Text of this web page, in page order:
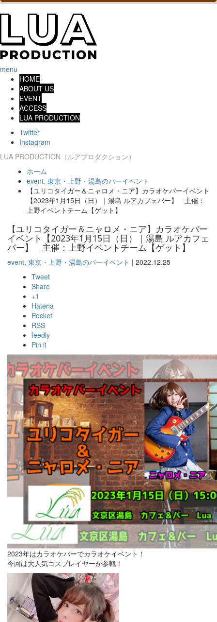
menu
HOME
ABOUT US
EVENT
ACCESS
LUA PRODUCTION
Twitter
Instagram
LUA PRODUCTION（ルアプロダクション）
ホーム
event, 東京・上野・湯島のバーイベント
【ユリコタイガー＆ニャロメ・ニア】カラオケバーイベント
【2023年1月15日（日）｜湯島 ルアカフェバー】 主催：
上野イベントチーム【ゲット】
【ユリコタイガー＆ニャロメ・ニア】カラオケバー
イベント【2023年1月15日（日）｜湯島 ルアカフェ
バー】 主催：上野イベントチーム【ゲット】
event, 東京・上野・湯島のバーイベント | 2022.12.25
Tweet
Share
+1
Hatena
Pocket
RSS
feedly
Pin it
2023年はカラオケバーでカラオケイベント！
今回は大人気コスプレイヤーが参戦！